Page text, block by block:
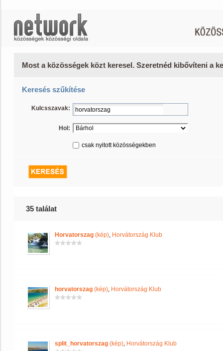
Most a közösségek közt keresel. Szeretnéd kibővíteni a
Keresés szűkítése
Kulcsszavak:
Hol:
csak nyitott közösségekben
35 találat
Horvatorszag (kép), Horvátország Klub
horvatorszag (kép), Horvátország Klub
split_horvatorszag (kép), Horvátország Klub